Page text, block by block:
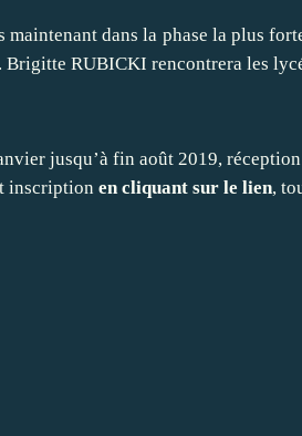
maintenant dans la phase la plus
RUBICKI rencontrera les
jusqu’à fin août 2019,
inscription en cliquant sur le lien,